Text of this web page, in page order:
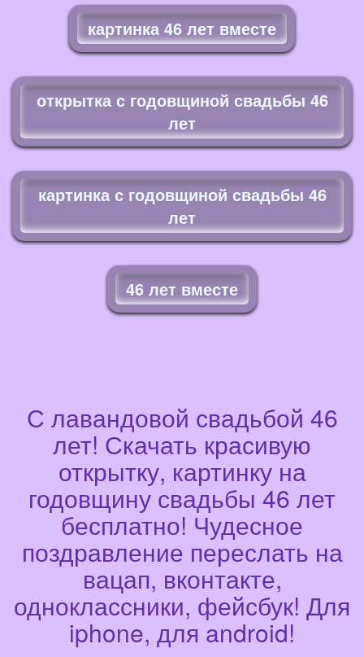
картинка 46 лет вместе
открытка с годовщиной свадьбы 46
лет
картинка с годовщиной свадьбы 46
лет
46 лет вместе
С лавандовой свадьбой 46
лет! Скачать красивую
открытку, картинку на
годовщину свадьбы 46 лет
бесплатно! Чудесное
поздравление переслать на
вацап, вконтакте,
одноклассники, фейсбук! Для
iphone, для android!